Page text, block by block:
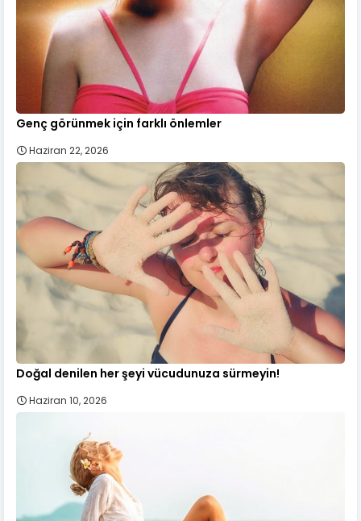
Genç görünmek için farklı önlemler
Haziran 22, 2026
Doğal denilen her şeyi vücudunuza sürmeyin!
Haziran 10, 2026